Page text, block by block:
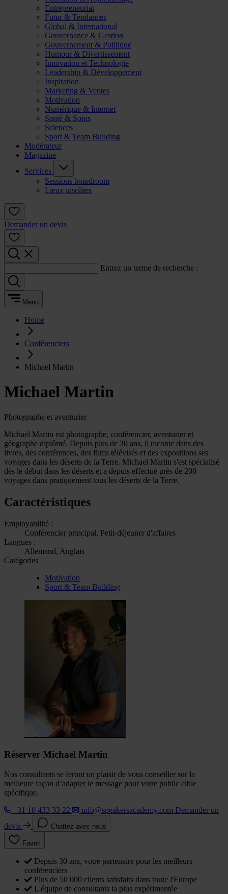
Entrepreneuriat
Futur & Tendances
Global & International
Gouvernance & Gestion
Gouvernement & Politique
Humour & Divertissement
Innovation et Technologie
Leadership & Développement
Inspiration
Marketing & Ventes
Motivation
Numérique & Internet
Santé & Soins
Sciences
Sport & Team Building
Modérateur
Magazine
Services
Sessions boardroom
Lieux insolites
Demander un devis
Entrez un terme de recherche :
Menu
Home
Conférenciers
Michael Martin
Michael Martin
Photographe et aventurier
Michael Martin est photographe, conférencier, aventurier et
géographe diplômé. Depuis plus de 30 ans, il raconte dans des
livres, des conférences, des films télévisés et des expositions ses
voyages dans les déserts de la Terre. Michael Martin s'est spécialisé
dès le début dans les déserts et a depuis effectué près de 200
voyages dans pratiquement tous les déserts de la Terre.
Caractéristiques
Employabilité :
Conférencier principal, Petit-déjeuner d'affaires
Langues :
Allemand, Anglais
Catégories
Motivation
Sport & Team Building
Réserver Michael Martin
Nos consultants se feront un plaisir de vous conseiller sur la
meilleure façon d’adapter le message pour votre public cible
spécifique.
+31 10 433 33 22
info@speakersacademy.com Demander un
devis
Chattez avec nous
Favori
Depuis 30 ans, votre partenaire pour les meilleurs
conférenciers
Plus de 50 000 clients satisfaits dans toute l'Europe
L'équipe de consultants la plus expérimentée